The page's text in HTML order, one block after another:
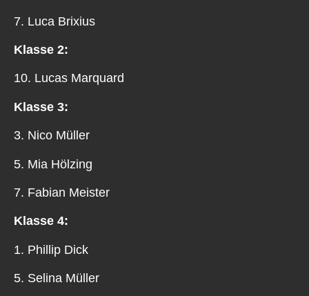
7. Luca Brixius
Klasse 2:
10. Lucas Marquard
Klasse 3:
3. Nico Müller
5. Mia Hölzing
7. Fabian Meister
Klasse 4:
1. Phillip Dick
5. Selina Müller